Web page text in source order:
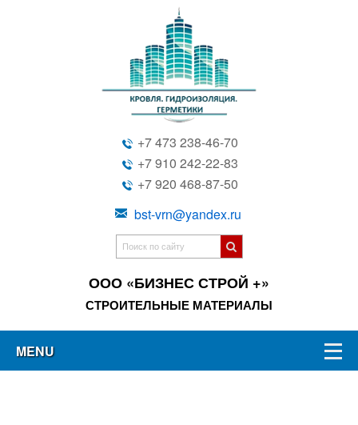
+7 473 238-46-70
+7 910 242-22-83
+7 920 468-87-50
bst-vrn@yandex.ru
ООО «БИЗНЕС СТРОЙ +»
СТРОИТЕЛЬНЫЕ МАТЕРИАЛЫ
MENU